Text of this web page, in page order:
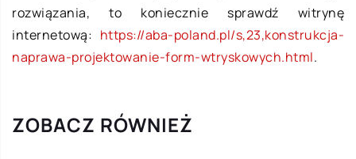
rozwiązania, to koniecznie sprawdź witrynę
internetową: https://aba-poland.pl/s,23,konstrukcja-
naprawa-projektowanie-form-wtryskowych.html.
ZOBACZ RÓWNIEŻ